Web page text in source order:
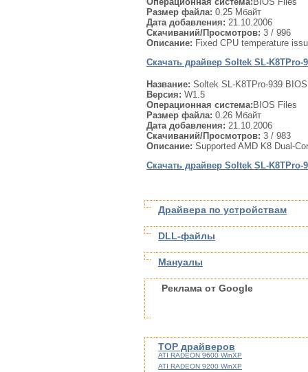
Размер файла: 0.25 Мбайт
Дата добавления: 21.10.2006
Скачиваний/Просмотров: 3 / 996
Описание: Fixed CPU temperature
Скачать драйвер Soltek SL-
Название: Soltek SL-K8TPro-939
Версия: W1.5
Операционная система: BIOS Files
Размер файла: 0.26 Мбайт
Дата добавления: 21.10.2006
Скачиваний/Просмотров: 3 / 983
Описание: Supported AMD K8 Dual-
Скачать драйвер Soltek SL-
Драйвера по устройствам
DLL-файлы
Мануалы
Реклама от Google
TOP драйверов
ATI RADEON 9600 WinXP
ATI RADEON 9200 WinXP